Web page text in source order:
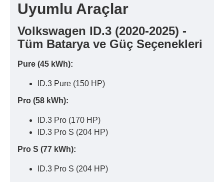
Uyumlu Araçlar
Volkswagen ID.3 (2020-2025) -
Tüm Batarya ve Güç Seçenekleri
Pure (45 kWh):
ID.3 Pure (150 HP)
Pro (58 kWh):
ID.3 Pro (170 HP)
ID.3 Pro S (204 HP)
Pro S (77 kWh):
ID.3 Pro S (204 HP)